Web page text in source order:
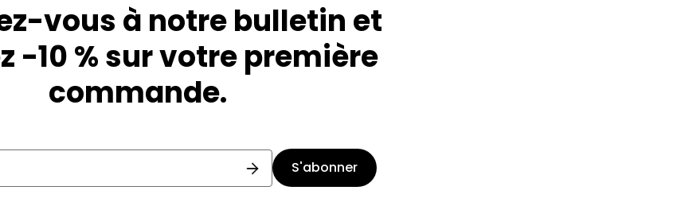
vous à notre bulletin et
-10 % sur votre première
commande.
S'abonner